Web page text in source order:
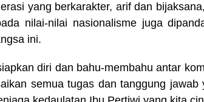
yang berkarakter, arif dan
nilai-nilai nasionalisme juga
ini.
diri dan bahu-membahu antar
semua tugas dan tanggung